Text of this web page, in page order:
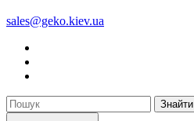
sales@geko.kiev.ua
Знайти